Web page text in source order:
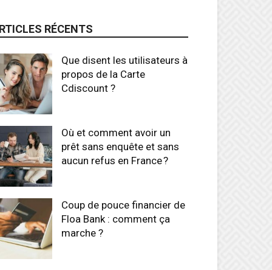
RÉCENTS
Que disent les utilisateurs à
propos de la Carte
Cdiscount ?
Où et comment avoir un
prêt sans enquête et sans
aucun refus en France ?
Coup de pouce financier de
Floa Bank : comment ça
marche ?